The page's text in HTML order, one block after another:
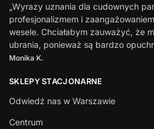
„Wyrazy uznania dla cudownych
profesjonalizmem i
wesele. Chciałabym zauważyć, że
ubrania, ponieważ są bardzo
Monika K.
SKLEPY STACJONARNE
Odwiedź nas w Warszawie
Centrum